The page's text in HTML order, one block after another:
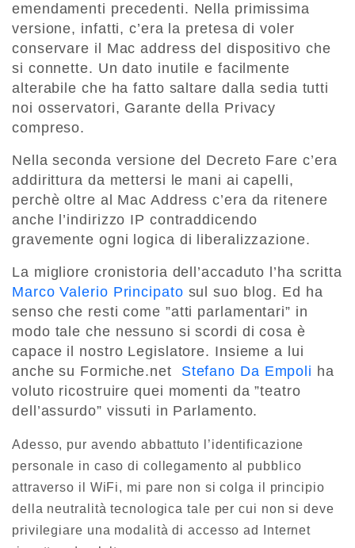
emendamenti precedenti. Nella primissima
versione, infatti, c’era la pretesa di voler
conservare il Mac address del dispositivo che
si connette. Un dato inutile e facilmente
alterabile che ha fatto saltare dalla sedia tutti
noi osservatori, Garante della Privacy
compreso.
Nella seconda versione del Decreto Fare c’era
addirittura da mettersi le mani ai capelli,
perchè oltre al Mac Address c’era da ritenere
anche l’indirizzo IP contraddicendo
gravemente ogni logica di liberalizzazione.
La migliore cronistoria dell’accaduto l’ha scritta
Marco Valerio Principato sul suo blog. Ed ha
senso che resti come ”atti parlamentari” in
modo tale che nessuno si scordi di cosa è
capace il nostro Legislatore. Insieme a lui
anche su Formiche.net Stefano Da Empoli ha
voluto ricostruire quei momenti da ”teatro
dell’assurdo” vissuti in Parlamento.
Adesso, pur avendo abbattuto l’identificazione
personale in caso di collegamento al pubblico
attraverso il WiFi, mi pare non si colga il principio
della neutralità tecnologica tale per cui non si deve
privilegiare una modalità di accesso ad Internet